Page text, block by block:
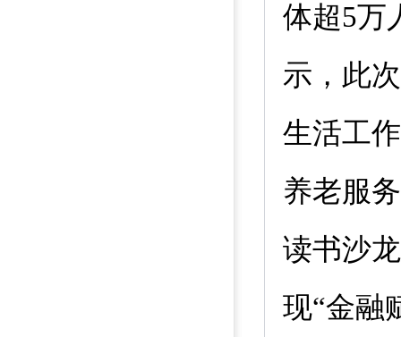
体超5万
示，此
生活工
养老服
读书沙
现“金融